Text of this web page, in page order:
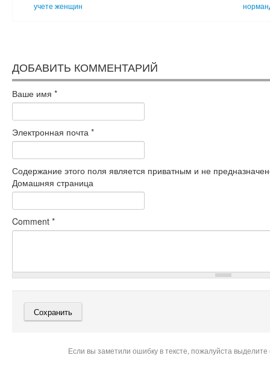
учете женщин
ДОБАВИТЬ КОММЕНТАРИЙ
Ваше имя *
Электронная почта *
Содержание этого поля является приватным и не
Домашняя страница
Comment *
Если вы заметили ошибку в тексте, пожалуйста